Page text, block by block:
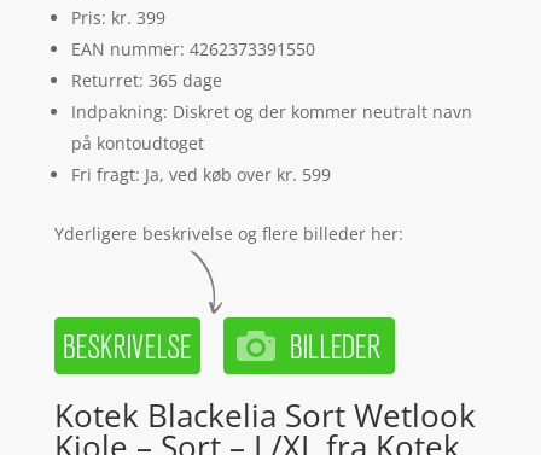
Pris: kr. 399
EAN nummer: 4262373391550
Returret: 365 dage
Indpakning: Diskret og der kommer neutralt navn
på kontoudtoget
Fri fragt: Ja, ved køb over kr. 599
Yderligere beskrivelse og flere billeder her:
Kotek Blackelia Sort Wetlook